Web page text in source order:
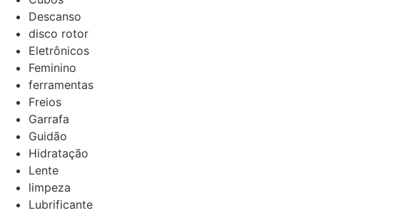
Descanso
disco rotor
Eletrônicos
Feminino
ferramentas
Freios
Garrafa
Guidão
Hidratação
Lente
limpeza
Lubrificante